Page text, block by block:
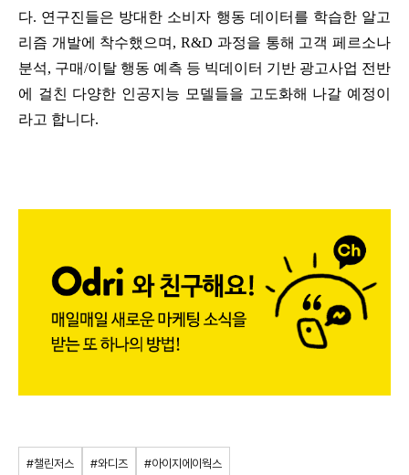
다. 연구진들은 방대한 소비자 행동 데이터를 학습한 알고
리즘 개발에 착수했으며, R&D 과정을 통해 고객 페르소나
분석, 구매/이탈 행동 예측 등 빅데이터 기반 광고사업 전반
에 걸친 다양한 인공지능 모델들을 고도화해 나갈 예정이
라고 합니다.
#챌린저스 #와디즈 #아이지에이웍스